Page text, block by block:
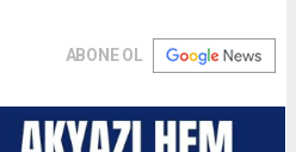
ABONE OL